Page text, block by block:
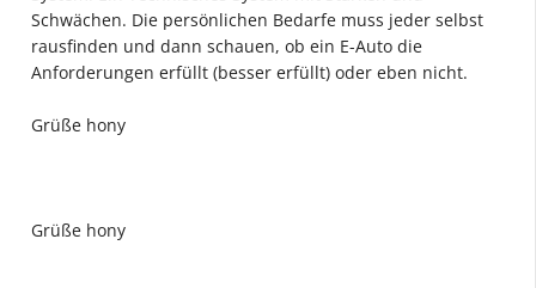
Schwächen. Die persönlichen Bedarfe muss jeder selbst
rausfinden und dann schauen, ob ein E-Auto die
Anforderungen erfüllt (besser erfüllt) oder eben nicht.
Grüße hony
Grüße hony